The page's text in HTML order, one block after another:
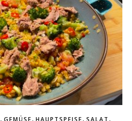
, GEMÜSE, HAUPTSPEISE, SALAT ,